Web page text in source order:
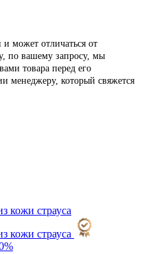
может отличаться от
по вашему запросу, мы
товара перед его
менеджеру, который свяжется